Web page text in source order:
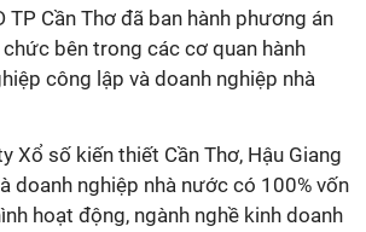
TP Cần Thơ đã ban hành phương án
bên trong các cơ quan hành
công lập và doanh nghiệp nhà
Xổ số kiến thiết Cần Thơ, Hậu Giang
doanh nghiệp nhà nước có 100% vốn
hoạt động, ngành nghề kinh doanh